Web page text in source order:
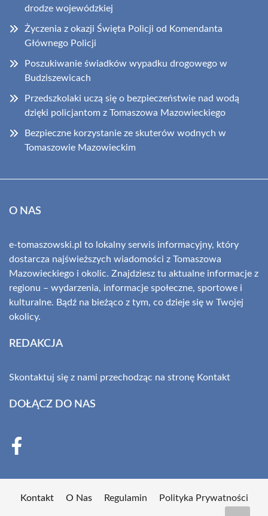
drodze wojewódzkiej
Życzenia z okazji Święta Policji od Komendanta
Głównego Policji
Poszukiwanie świadków wypadku drogowego w
Budziszewicach
Przedszkolaki uczą się o bezpieczeństwie nad wodą
dzięki policjantom z Tomaszowa Mazowieckiego
Bezpieczne korzystanie ze skuterów wodnych w
Tomaszowie Mazowieckim
O NAS
e-tomaszowski.pl to lokalny serwis informacyjny, który
dostarcza najświeższych wiadomości z Tomaszowa
Mazowieckiego i okolic. Znajdziesz tu aktualne informacje z
regionu – wydarzenia, informacje społeczne, sportowe i
kulturalne. Bądź na bieżąco z tym, co dzieje się w Twojej
okolicy.
REDAKCJA
Skontaktuj się z nami przechodząc na stronę Kontakt
DOŁĄCZ DO NAS
Kontakt O Nas Regulamin Polityka Prywatności